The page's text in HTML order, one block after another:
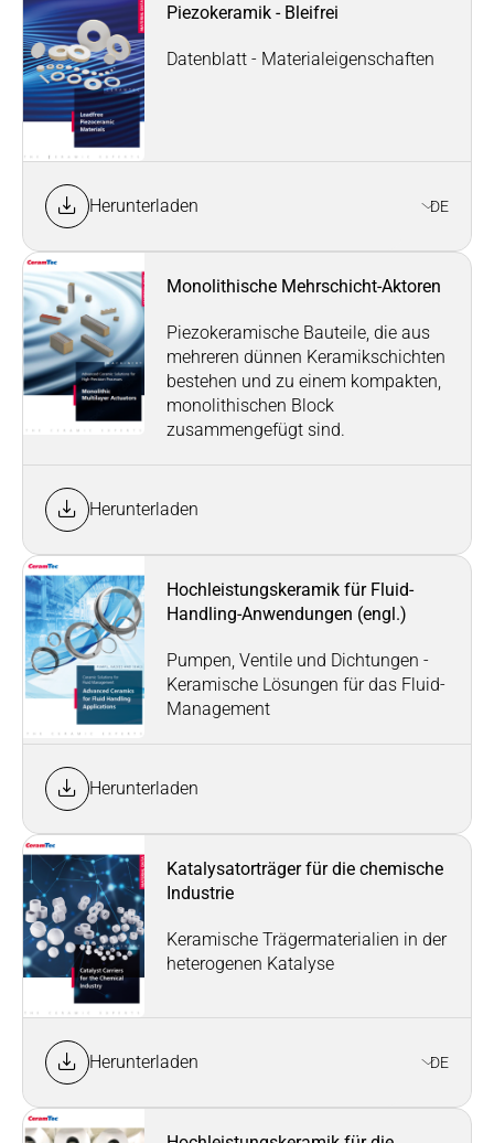
Piezokeramik - Bleifrei
Datenblatt - Materialeigenschaften
Herunterladen DE
Monolithische Mehrschicht-Aktoren
Piezokeramische Bauteile, die aus
mehreren dünnen Keramikschichten
bestehen und zu einem kompakten,
monolithischen Block
zusammengefügt sind.
Herunterladen
Hochleistungskeramik für Fluid-
Handling-Anwendungen (engl.)
Pumpen, Ventile und Dichtungen -
Keramische Lösungen für das Fluid-
Management
Herunterladen
Katalysatorträger für die chemische
Industrie
Keramische Trägermaterialien in der
heterogenen Katalyse
Herunterladen DE